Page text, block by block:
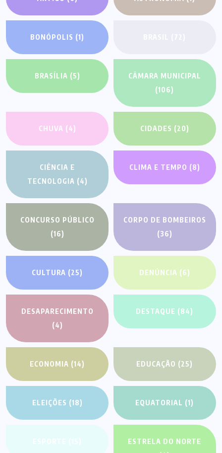
BONÓPOLIS (1)
BRASÍLIA (5)
CÂMARA MUNICIPAL
(106)
CHUVA (4) CIDADES (20)
CIÊNCIA E
TECNOLOGIA (4)
CLIMA E TEMPO (8)
CONCURSO PÚBLICO
(16)
CORPO DE BOMBEIROS
(36)
CULTURA (25) DENÚNCIA (6)
DESAPARECIMENTO
(4)
DESTAQUE (84)
ECONOMIA (14) EDUCAÇÃO (25)
ELEIÇÕES (18) EQUATORIAL (1)
ESTRELA DO NORTE